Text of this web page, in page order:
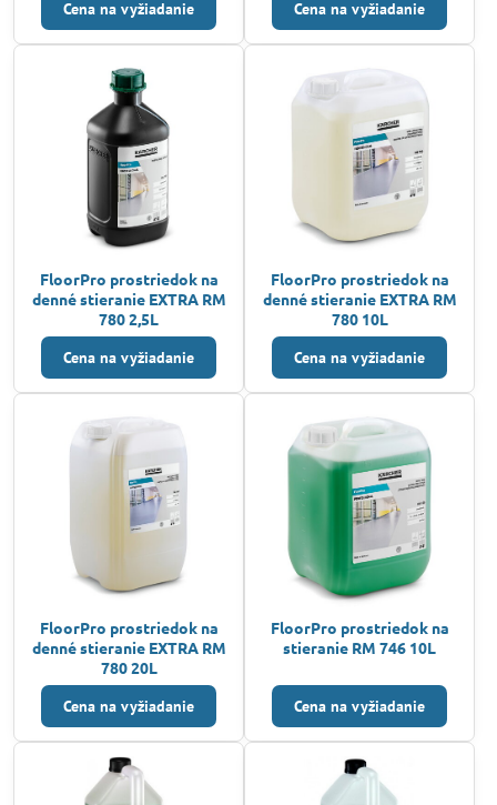
Cena na vyžiadanie Cena na vyžiadanie
FloorPro prostriedok na
denné stieranie EXTRA RM
780 2,5L
Cena na vyžiadanie
FloorPro prostriedok na
denné stieranie EXTRA RM
780 10L
Cena na vyžiadanie
FloorPro prostriedok na
denné stieranie EXTRA RM
780 20L
Cena na vyžiadanie
FloorPro prostriedok na
stieranie RM 746 10L
Cena na vyžiadanie